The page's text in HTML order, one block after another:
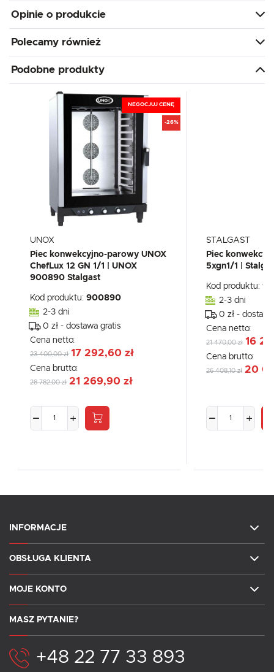
Opinie o produkcie
Polecamy również
Podobne produkty
NEGOCJUJ CENĘ
-26%
UNOX
Piec konwekcyjno-parowy UNOX
ChefLux 12 GN 1/1 | UNOX
900890 Stalgast
Kod produktu: 900890
2-3 dni
0 zł - dostawa gratis
Cena netto:
23 400,00 zł 17 292,60 zł
Cena brutto:
28 782,00 zł 21 269,90 zł
STALGAST
Piec
5xgn1/1 |
Kod produktu:
2-3 dni
0 zł -
Cena netto:
21 470,00 zł 16
Cena brutto:
26 408,10 zł 20
INFORMACJE
OBSŁUGA KLIENTA
MOJE KONTO
MASZ PYTANIE?
+48 22 77 33 893